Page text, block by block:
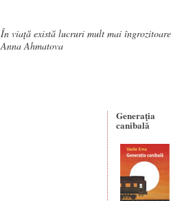
În viaţă există lucruri mult mai
Anna Ahmatova
Generaţia
canibală